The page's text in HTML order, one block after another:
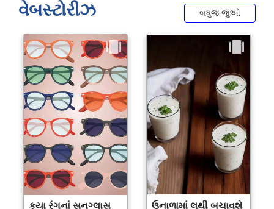
વેબસ્ટોરીઝ બધુજ જુઓ
કયા રંગનાં સનગ્લાસ
ઉનાળામાં લૂથી બચાવશે